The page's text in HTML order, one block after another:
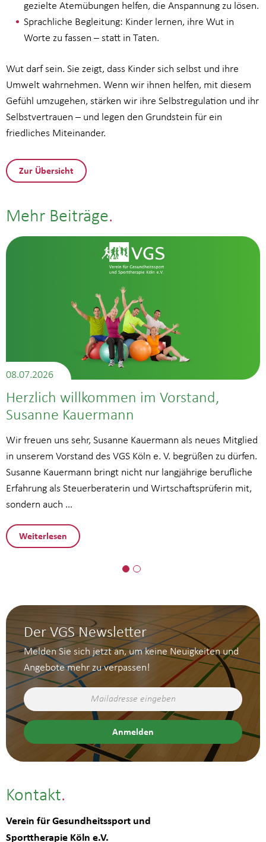
gezielte Atemübungen helfen, die Anspannung zu lösen.
Sprachliche Begleitung: Kinder lernen, ihre Wut in
Worte zu fassen – statt in Taten.
Wut darf sein. Sie zeigt, dass Kinder sich selbst und ihre
Umwelt wahrnehmen. Wenn wir ihnen helfen, mit diesem
Gefühl umzugehen, stärken wir ihre Selbstregulation und ihr
Selbstvertrauen – und legen den Grundstein für ein
friedliches Miteinander.
Zur Übersicht
Mehr Beiträge
08.07.2026
Herzlich willkommen im Vorstand,
Susanne Kauermann
Wir freuen uns sehr, Susanne Kauermann als neues Mitglied
in unserem Vorstand des VGS Köln e. V. begrüßen zu dürfen.
Susanne Kauermann bringt nicht nur langjährige berufliche
Erfahrung als Steuerberaterin und Wirtschaftsprüferin mit,
sondern auch …
Weiterlesen
Der VGS Newsletter
Melden Sie sich jetzt an, um keine Neuigkeiten und
Angebote mehr zu verpassen!
Kontakt
Verein für Gesundheitssport und
Sporttherapie Köln e.V.